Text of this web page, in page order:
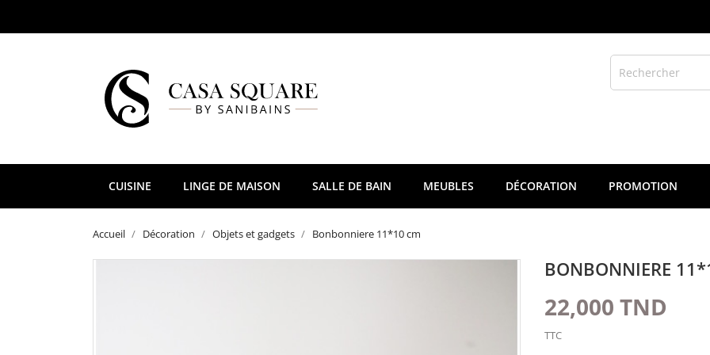
CUISINE LINGE DE MAISON SALLE DE BAIN MEUBLES DÉCORATION PROMOTION
Accueil Décoration Objets et gadgets Bonbonniere 11*10 cm
BONBONNIERE
22,000 TND
TTC